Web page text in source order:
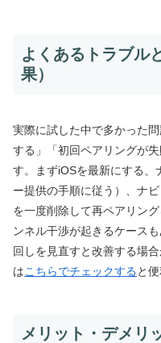
よくあるトラブル
果）
実際に試した中で多かった
する」「初回ペアリングが
す。まずiOSを最新にする、
ー提供の手順に従う）、ナ
を一度削除して再ペアリン
ンネル干渉が起きるケース
回しを見直すと改善する場
はこちらでチェックすると便
メリット・デメリ